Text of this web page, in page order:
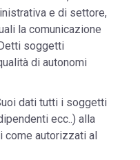
e di settore,
la comunicazione
soggetti
di autonomi
dati tutti i soggetti
ecc..) alla
come autorizzati al